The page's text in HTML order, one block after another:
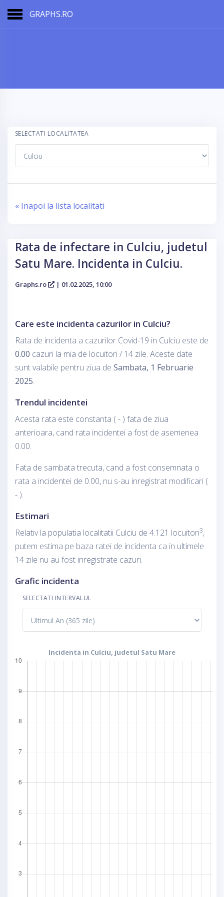
GRAPHS.RO
SELECTATI LOCALITATEA
« Inapoi la lista localitati
Rata de infectare in Culciu, judetul
Satu Mare. Incidenta in Culciu.
Graphs.ro | 01.02.2025, 10:00
Care este incidenta cazurilor in Culciu?
Rata de incidenta a cazurilor Covid-19 in Culciu este de
0.00 cazuri la mia de locuitori / 14 zile. Aceste date
sunt valabile pentru ziua de Sambata, 1 Februarie
2025.
Trendul incidentei
Acesta rata este constanta ( - ) fata de ziua
anterioara, cand rata incidentei a fost de asemenea
0.00.
Fata de sambata trecuta, cand a fost consemnata o
rata a incidentei de 0.00, nu s-au inregistrat modificari (
- ).
Estimari
Relativ la populatia localitatii Culciu de 4.121 locuitori3,
putem estima pe baza ratei de incidenta ca in ultimele
14 zile nu au fost inregistrate cazuri.
Grafic incidenta
SELECTATI INTERVALUL